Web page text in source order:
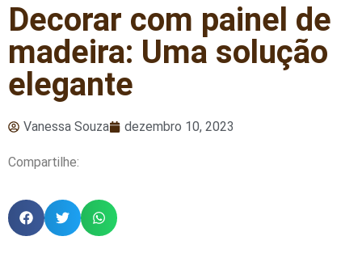
Decorar com painel de
madeira: Uma solução
elegante
Vanessa Souza dezembro 10, 2023
Compartilhe: